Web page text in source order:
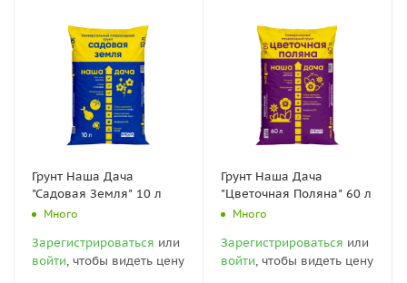
Грунт Наша Дача
"Садовая Земля" 10 л
Много
Зарегистрироваться или
войти, чтобы видеть цену
Грунт Наша Дача
"Цветочная Поляна" 60 л
Много
Зарегистрироваться или
войти, чтобы видеть цену